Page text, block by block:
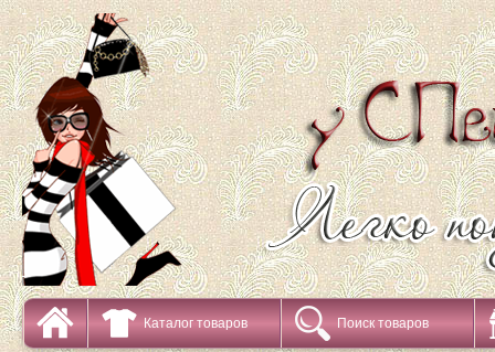
Каталог товаров Поиск товаров